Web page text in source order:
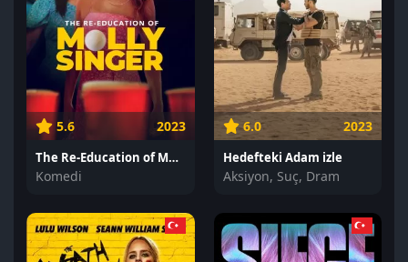
5.6 2023
The Re-Education of Molly Singer izle
Komedi
6.0 2023
Hedefteki Adam izle
Aksiyon, Suç, Dram